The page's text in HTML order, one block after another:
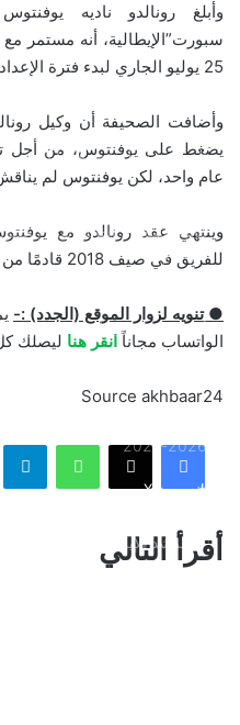
وأبلغ رونالدو ناديه
سبورت”الإيطالية، أنه مستمر
25 يوليو الجاري لبدء فترة الإعداد للموسم الجديد.
وأضافت الصحيفة أن وكيل
يضغط على يوفنتوس، من أجل
عام واحد، لكن يوفنتوس لم
للفريق في صيف 2018 قادمًا من ريال مدريد الإسباني.
● تنويه لزوار الموقع (الجدد) :-
الواتساب مجاناًانقر هنا ليصلك
Source akhbaar24
فيسبوك X
واتساب
أقرأ التالي
بالصور: 800 متر من
المغامرين ولن تصدق ما يحدث
ثنائية بيلينغهام القاتلة تقود
مونديال 2026
أمريكا تشنّ الجولة الثالثة من
هجوم بمضيق هرمز
2026-2027
«المرشد الإيراني» يشعل العالم